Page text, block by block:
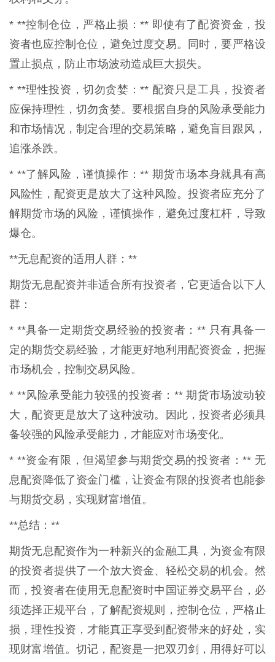
* **控制仓位，严格止损：** 即使有了配资资金，投
资者也应控制仓位，避免过度交易。同时，要严格设
置止损点，防止市场波动造成巨大损失。
* **理性投资，切勿贪婪：** 配资只是工具，投资者
应保持理性，切勿贪婪。要根据自身的风险承受能力
和市场情况，制定合理的交易策略，避免盲目跟风，
追涨杀跌。
* **了解风险，谨慎操作：** 期货市场本身就具有高
风险性，配资更是放大了这种风险。投资者应充分了
解期货市场的风险，谨慎操作，避免过度杠杆，导致
爆仓。
**无息配资的适用人群：**
期货无息配资并非适合所有投资者，它更适合以下人
群：
* **具备一定期货交易经验的投资者：** 只有具备一
定的期货交易经验，才能更好地利用配资资金，把握
市场机会，控制交易风险。
* **风险承受能力较强的投资者：** 期货市场波动较
大，配资更是放大了这种波动。因此，投资者必须具
备较强的风险承受能力，才能应对市场变化。
* **资金有限，但渴望参与期货交易的投资者：** 无
息配资降低了资金门槛，让资金有限的投资者也能参
与期货交易，实现财富增值。
**总结：**
期货无息配资作为一种新兴的金融工具，为资金有限
的投资者提供了一个放大资金、轻松交易的机会。然
而，投资者在使用无息配资时中国证券交易平台，必
须选择正规平台，了解配资规则，控制仓位，严格止
损，理性投资，才能真正享受到配资带来的好处，实
现财富增值。切记，配资是一把双刃剑，用得好可以